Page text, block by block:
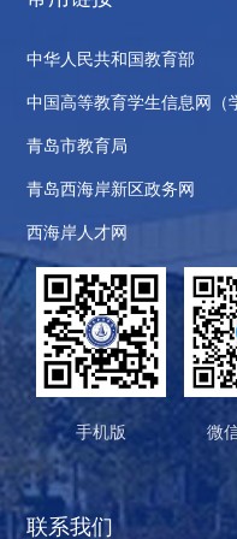
中华人民共和国教育部
中国高等教育学生信息网（
青岛市教育局
青岛西海岸新区政务网
西海岸人才网
手机版 微
联系我们